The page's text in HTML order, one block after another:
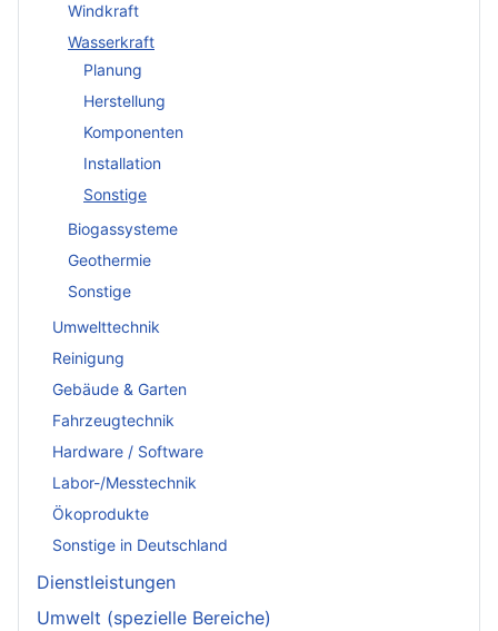
Windkraft
Wasserkraft
Planung
Herstellung
Komponenten
Installation
Sonstige
Biogassysteme
Geothermie
Sonstige
Umwelttechnik
Reinigung
Gebäude & Garten
Fahrzeugtechnik
Hardware / Software
Labor-/Messtechnik
Ökoprodukte
Sonstige in Deutschland
Dienstleistungen
Umwelt (spezielle Bereiche)